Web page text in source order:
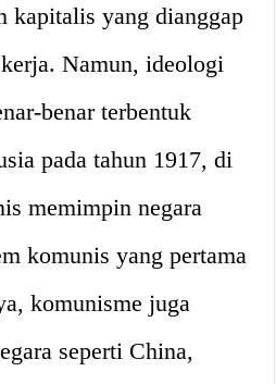
kapitalis yang dianggap
Namun, ideologi
benar terbentuk
pada tahun 1917, di
memimpin negara
komunis yang pertama
komunisme juga
seperti China,